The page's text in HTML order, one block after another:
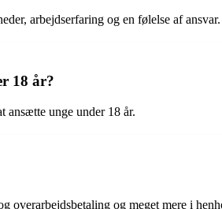
arbejdserfaring og en følelse af ansvar.
18 år?
ansætte unge under 18 år.
overarbejdsbetaling og meget mere i